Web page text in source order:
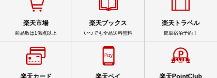
楽天市場
商品数は1億点以上
楽天ブックス
いつでも全品送料無料
楽天トラベル
簡単宿泊予約！
楽天カード 楽天ペイ 楽天PointClub